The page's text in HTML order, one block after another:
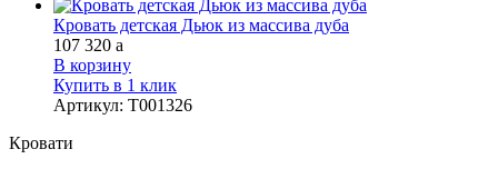
Кровать детская Дьюк из массива дуба
107 320 a
В корзину
Купить в 1 клик
Артикул: Т001326
Кровати